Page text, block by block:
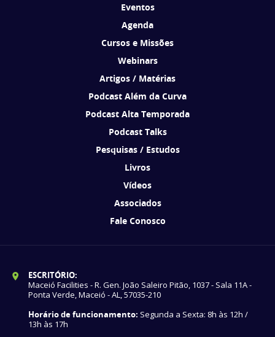
Eventos
Agenda
Cursos e Missões
Webinars
Artigos / Matérias
Podcast Além da Curva
Podcast Alta Temporada
Podcast Talks
Pesquisas / Estudos
Livros
Vídeos
Associados
Fale Conosco
ESCRITÓRIO:
Maceió Facilities - R. Gen. João Saleiro Pitão, 1037 - Sala 11A -
Ponta Verde, Maceió - AL, 57035-210
Horário de funcionamento: Segunda a Sexta: 8h às 12h /
13h às 17h